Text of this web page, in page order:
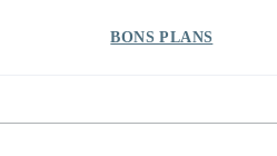
BONS PLANS